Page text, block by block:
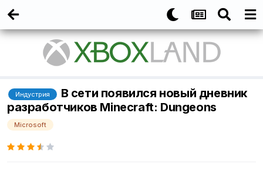
Индустрия
В сети появился новый дневник
разработчиков Minecraft: Dungeons
Microsoft